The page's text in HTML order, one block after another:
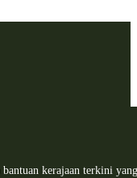
kerajaan terkini